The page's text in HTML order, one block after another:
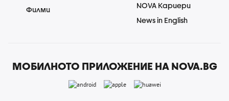
Филми
NOVA Кариери
News in English
МОБИЛНОТО ПРИЛОЖЕНИЕ НА NOVA.BG